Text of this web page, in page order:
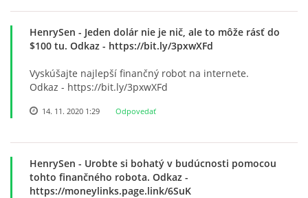
HenrySen - Jeden dolár nie je nič, ale to môže rásť do
$100 tu. Odkaz - https://bit.ly/3pxwXFd
Vyskúšajte najlepší finančný robot na internete.
Odkaz - https://bit.ly/3pxwXFd
14. 11. 2020 1:29 Odpovedať
HenrySen - Urobte si bohatý v budúcnosti pomocou
tohto finančného robota. Odkaz -
https://moneylinks.page.link/6SuK